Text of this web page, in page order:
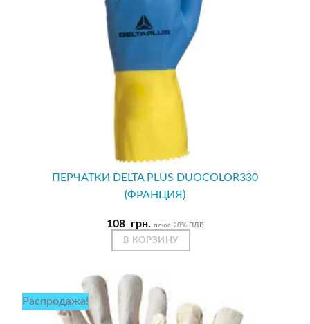
ПЕРЧАТКИ DELTA PLUS DUOCOLOR330
(ФРАНЦИЯ)
108 грн. плюс 20% ПДВ
В КОРЗИНУ
Распродажа!